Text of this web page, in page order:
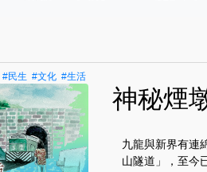
#民生 #文化 #生活
神秘煙
九龍與新界有連
山隧道」，至今